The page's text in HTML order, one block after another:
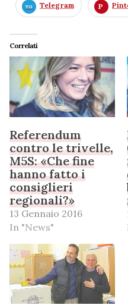
Telegram
Correlati
Referendum
contro le trivelle,
M5S: «Che fine
hanno fatto i
consiglieri
regionali?»
13 Gennaio 2016
In "News"